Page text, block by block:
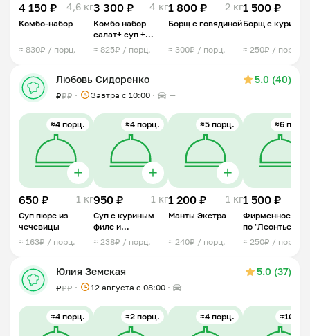
4 150 ₽ 4,6 кг
Комбо-набор
≈ 830₽ / порц.
3 300 ₽ 4 кг
Комбо набор
салат+ суп +
второе блюдо
≈ 825₽ / порц.
1 800 ₽ 2 кг
Борщ с говядиной
≈ 300₽ / порц.
1 500 ₽
Борщ с курицей
≈ 250₽ / порц.
Любовь Сидоренко 5.0 (40)
₽₽₽ Завтра c 10:00 —
≈4 порц.
650 ₽ 1 кг
Суп пюре из
чечевицы
≈ 163₽ / порц.
≈4 порц.
950 ₽ 1 кг
Суп с куриным
филе и
чесночными
рулетиками
≈ 238₽ / порц.
≈5 порц.
1 200 ₽ 1 кг
Манты Экстра
≈ 240₽ / порц.
≈6 порц.
1 500 ₽
Фирменное
по
≈ 250₽ / порц.
Юлия Земская 5.0 (37)
₽₽₽ 12 августа с 08:00 —
≈4 порц. ≈2 порц. ≈4 порц. ≈10 шт.